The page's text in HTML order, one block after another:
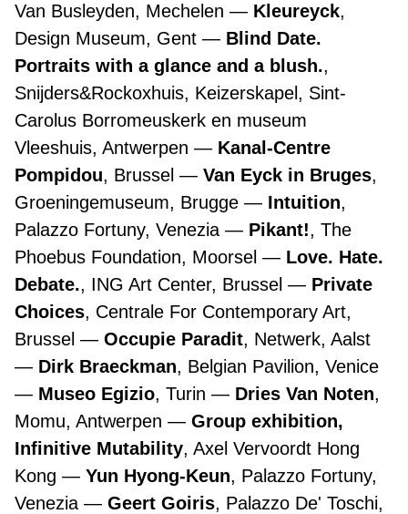
Van Busleyden, Mechelen
Kleureyck,
Design Museum, Gent
Blind Date.
Portraits with a glance and a blush.,
Snijders&Rockoxhuis, Keizerskapel, Sint-
Carolus Borromeuskerk en museum
Vleeshuis, Antwerpen
Kanal-Centre
Pompidou, Brussel Van Eyck in Bruges,
Groeningemuseum, Brugge
Intuition,
Palazzo Fortuny, Venezia
Pikant!, The
Phoebus Foundation, Moorsel
Love. Hate.
Debate., ING Art Center, Brussel
Private
Choices, Centrale For Contemporary Art,
Brussel
Occupie Paradit, Netwerk, Aalst
Dirk Braeckman, Belgian Pavilion, Venice
Museo Egizio, Turin Dries Van Noten,
Momu, Antwerpen
Group exhibition,
Infinitive Mutability, Axel Vervoordt Hong
Kong
Yun Hyong-Keun, Palazzo Fortuny,
Venezia
Geert Goiris, Palazzo De' Toschi,